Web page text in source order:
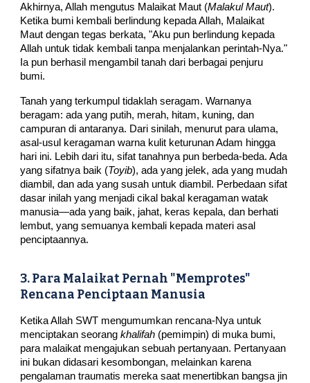
Akhirnya, Allah mengutus Malaikat Maut (Malakul Maut).
Ketika bumi kembali berlindung kepada Allah, Malaikat
Maut dengan tegas berkata, "Aku pun berlindung kepada
Allah untuk tidak kembali tanpa menjalankan perintah-Nya."
Ia pun berhasil mengambil tanah dari berbagai penjuru
bumi.
Tanah yang terkumpul tidaklah seragam. Warnanya
beragam: ada yang putih, merah, hitam, kuning, dan
campuran di antaranya. Dari sinilah, menurut para ulama,
asal-usul keragaman warna kulit keturunan Adam hingga
hari ini. Lebih dari itu, sifat tanahnya pun berbeda-beda. Ada
yang sifatnya baik (Toyib), ada yang jelek, ada yang mudah
diambil, dan ada yang susah untuk diambil. Perbedaan sifat
dasar inilah yang menjadi cikal bakal keragaman watak
manusia—ada yang baik, jahat, keras kepala, dan berhati
lembut, yang semuanya kembali kepada materi asal
penciptaannya.
3. Para Malaikat Pernah "Memprotes"
Rencana Penciptaan Manusia
Ketika Allah SWT mengumumkan rencana-Nya untuk
menciptakan seorangkhalifah (pemimpin) di muka bumi,
para malaikat mengajukan sebuah pertanyaan. Pertanyaan
ini bukan didasari kesombongan, melainkan karena
pengalaman traumatis mereka saat menertibkan bangsa jin